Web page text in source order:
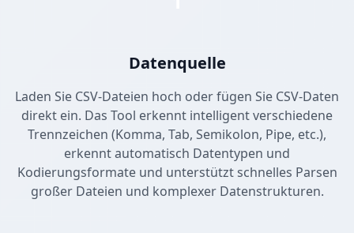
Datenquelle
Laden Sie CSV-Dateien hoch oder fügen Sie CSV-Daten
direkt ein. Das Tool erkennt intelligent verschiedene
Trennzeichen (Komma, Tab, Semikolon, Pipe, etc.),
erkennt automatisch Datentypen und
Kodierungsformate und unterstützt schnelles Parsen
großer Dateien und komplexer Datenstrukturen.